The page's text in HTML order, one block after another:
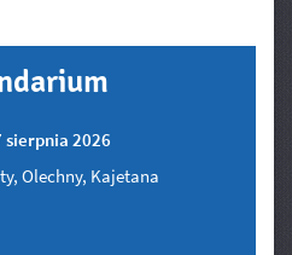
sierpnia 2026
Olechny, Kajetana